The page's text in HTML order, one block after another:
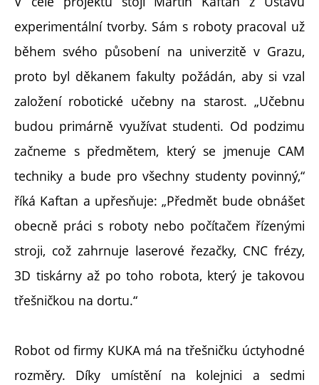
experimentální tvorby. Sám s roboty pracoval už
během svého působení na univerzitě v Grazu,
proto byl děkanem fakulty požádán, aby si vzal
založení robotické učebny na starost. „Učebnu
budou primárně využívat studenti. Od podzimu
začneme s předmětem, který se jmenuje CAM
techniky a bude pro všechny studenty povinný,“
říká Kaftan a upřesňuje: „Předmět bude obnášet
obecně práci s roboty nebo počítačem řízenými
stroji, což zahrnuje laserové řezačky, CNC frézy,
3D tiskárny až po toho robota, který je takovou
třešničkou na dortu.“
Robot od firmy KUKA má na třešničku úctyhodné
rozměry. Díky umístění na kolejnici a sedmi